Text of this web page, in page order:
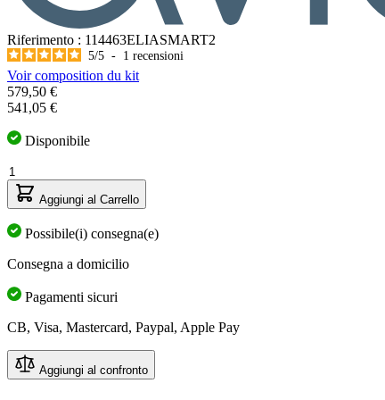
Riferimento : 114463ELIASMART2
5/5 - 1 recensioni
Voir composition du kit
Il prezzo dipende dalle opzioni scelte
541,05 €
579,50 €
Disponibile
Quantità
Aggiungi al Carrello
Possibile(i) consegna(e)
Consegna a domicilio
Pagamenti sicuri
CB, Visa, Mastercard, Paypal, Apple Pay
Aggiungi al confronto